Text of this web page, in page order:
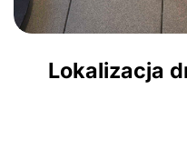
Lokalizacja